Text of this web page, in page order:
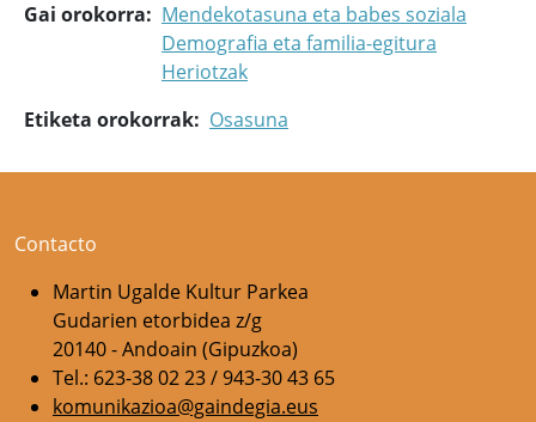
Gai orokorra
Mendekotasuna eta babes soziala
Demografia eta familia-egitura
Heriotzak
Etiketa orokorrak
Osasuna
Contacto
Martin Ugalde Kultur Parkea
Gudarien etorbidea z/g
20140 - Andoain (Gipuzkoa)
Tel.: 623-38 02 23 / 943-30 43 65
komunikazioa@gaindegia.eus